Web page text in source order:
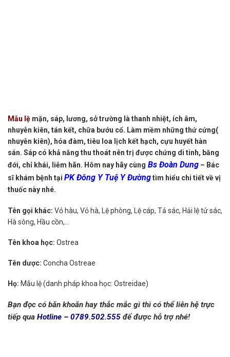
Mẫu lệ mặn, sáp, lương, sở trường là thanh nhiệt, ích âm,
nhuyễn kiên, tán kết, chữa bướu cổ. Làm mềm những thứ cứng(
nhuyễn kiên), hóa đàm, tiêu loa lịch kết hạch, cựu huyết hàn
sán. Sáp có khả năng thu thoát nên trị được chứng di tinh, băng
đới, chỉ khái, liễm hãn. Hôm nay hãy cùng Bs Đoàn Dung – Bác
sĩ khám bệnh tại PK Đông Y Tuệ Y Đườngtìm hiểu chi tiết về vị
thuốc này nhé.
Tên gọi khác: Vỏ hàu, Vỏ hà, Lệ phòng, Lệ cáp, Tả sác, Hải lệ tử sác,
Hà sông, Hầu cồn,…
Tên khoa học: Ostrea
Tên dược: Concha Ostreae
Họ: Mẫu lệ (danh pháp khoa học: Ostreidae)
Bạn đọc có băn khoăn hay thắc mắc gì thì có thể liên hệ trực
tiếp qua Hotline – 0789.502.555 để được hỗ trợ nhé!